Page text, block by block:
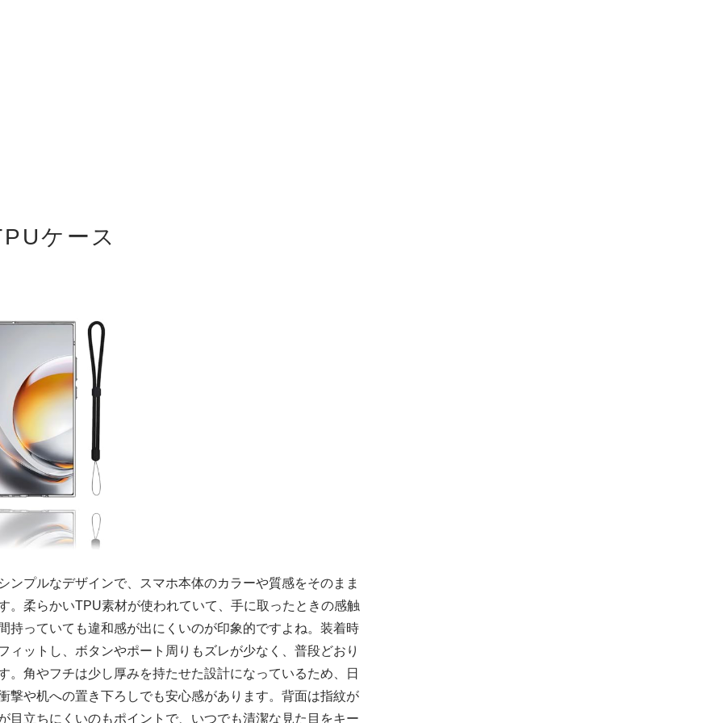
ケース
ンプルなデザインで、スマホ本体のカラーや質感をそのまま
。柔らかいTPU素材が使われていて、手に取ったときの感触
持っていても違和感が出にくいのが印象的ですよね。装着時
ィットし、ボタンやポート周りもズレが少なく、普段どおり
。角やフチは少し厚みを持たせた設計になっているため、日
撃や机への置き下ろしでも安心感があります。背面は指紋が
目立ちにくいのもポイントで、いつでも清潔な見た目をキー